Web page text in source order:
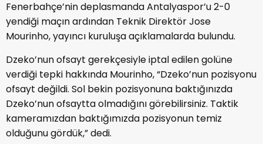
Fenerbahçe’nin deplasmanda Antalyaspor’u 2-0
yendiği maçın ardından Teknik Direktör Jose
Mourinho, yayıncı kuruluşa açıklamalarda bulundu.
Dzeko’nun ofsayt gerekçesiyle iptal edilen golüne
verdiği tepki hakkında Mourinho, “Dzeko’nun pozisyonu
ofsayt değildi. Sol bekin pozisyonuna baktığınızda
Dzeko’nun ofsaytta olmadığını görebilirsiniz. Taktik
kameramızdan baktığımızda pozisyonun temiz
olduğunu gördük,” dedi.